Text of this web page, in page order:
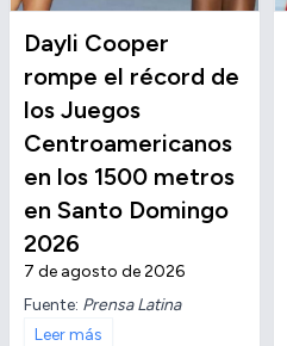
Dayli Cooper
rompe el récord de
los Juegos
Centroamericanos
en los 1500 metros
en Santo Domingo
2026
7 de agosto de 2026
Fuente: Prensa Latina
Leer más